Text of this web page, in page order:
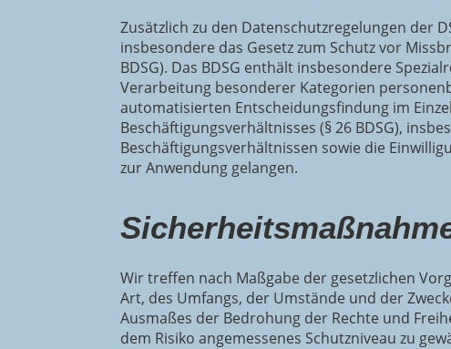
Zusätzlich zu den Datenschutzregelungen der
insbesondere das Gesetz zum Schutz vor
BDSG). Das BDSG enthält insbesondere
Verarbeitung besonderer Kategorien
automatisierten Entscheidungsfindung im
Beschäftigungsverhältnisses (§ 26 BDSG),
Beschäftigungsverhältnissen sowie die
zur Anwendung gelangen.
Wir treffen nach Maßgabe der gesetzlichen
Art, des Umfangs, der Umstände und der
Ausmaßes der Bedrohung der Rechte und
dem Risiko angemessenes Schutzniveau zu